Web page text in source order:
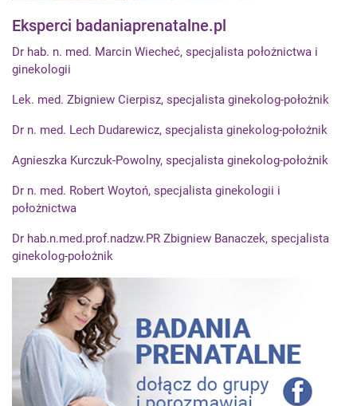
Eksperci badaniaprenatalne.pl
Dr hab. n. med. Marcin Wiecheć, specjalista położnictwa i
ginekologii
Lek. med. Zbigniew Cierpisz, specjalista ginekolog-położnik
Dr n. med. Lech Dudarewicz, specjalista ginekolog-położnik
Agnieszka Kurczuk-Powolny, specjalista ginekolog-położnik
Dr n. med. Robert Woytoń, specjalista ginekologii i
położnictwa
Dr hab.n.med.prof.nadzw.PR Zbigniew Banaczek, specjalista
ginekolog-położnik